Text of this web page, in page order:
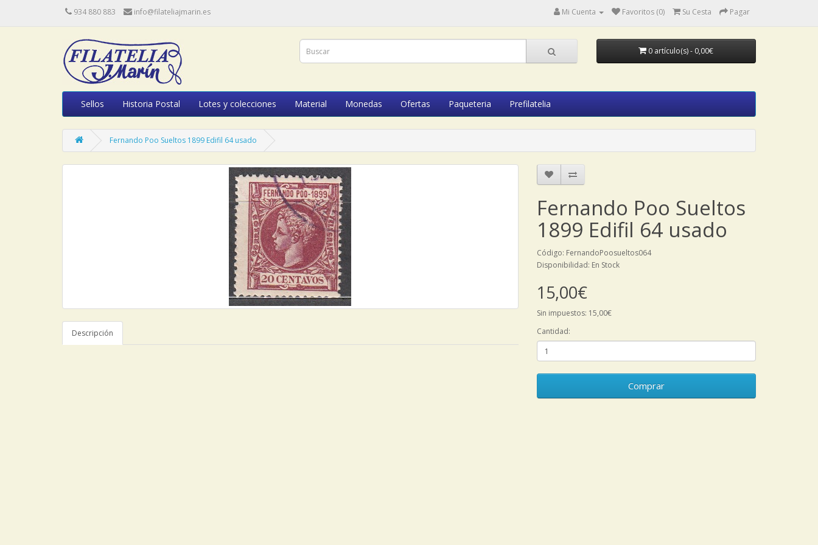
934 880 883 info@filateliajmarin.es Mi Cuenta Favoritos (0) Su Cesta Pagar
0 artículo(s) - 0,00€
Sellos Historia Postal Lotes y colecciones Material Monedas Ofertas Paqueteria Prefilatelia
Fernando Poo Sueltos 1899 Edifil 64 usado
Descripción
Fernando Poo Sueltos
1899 Edifil 64 usado
Código: FernandoPoosueltos064
Disponibilidad: En Stock
15,00€
Sin impuestos: 15,00€
Cantidad:
Comprar